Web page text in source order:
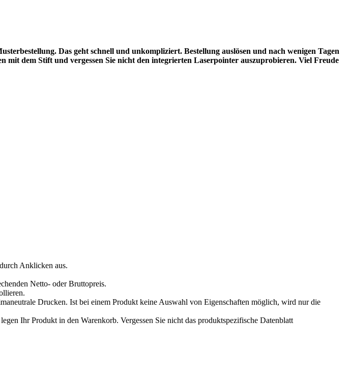
Das geht schnell und unkompliziert. Bestellung auslösen und nach wenigen Tagen
mit dem Stift und vergessen Sie nicht den integrierten Laserpointer auszuprobieren. Viel Freude
Anklicken aus.
Netto- oder Bruttopreis.
Drucken. Ist bei einem Produkt keine Auswahl von Eigenschaften möglich, wird nur die
Ihr Produkt in den Warenkorb. Vergessen Sie nicht das produktspezifische Datenblatt